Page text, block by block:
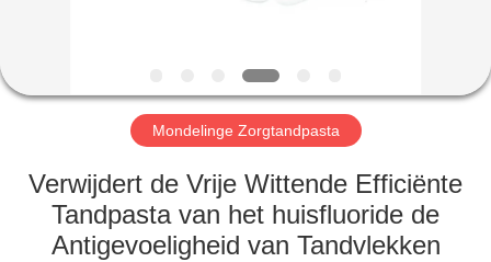
ONGEVEER
ONS
FABRIEKSREIS
KWALITEITSCONTROLE
Mondelinge Zorgtandpasta
Verwijdert de Vrije Wittende Efficiënte
Tandpasta van het huisfluoride de
Antigevoeligheid van Tandvlekken